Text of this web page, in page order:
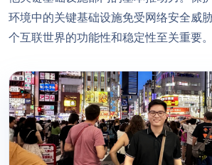
环境中的关键基础设施免受网络安全威
个互联世界的功能性和稳定性至关重要。